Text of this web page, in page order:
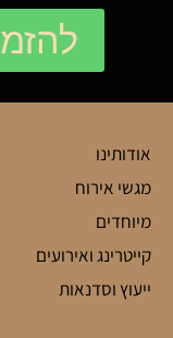
אודותינו
מגשי אירוח
מיוחדים
קייטרינג ואירועים
ייעוץ וסדנאות